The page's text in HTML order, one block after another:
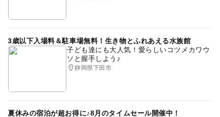
3歳以下入場料＆駐車場無料！生き物とふれあえる水族館
子ども達にも大人気！愛らしいコツメカワウ
ソと握手しよう♪
静岡県下田市
夏休みの宿泊が超お得に♪8月のタイムセール開催中！